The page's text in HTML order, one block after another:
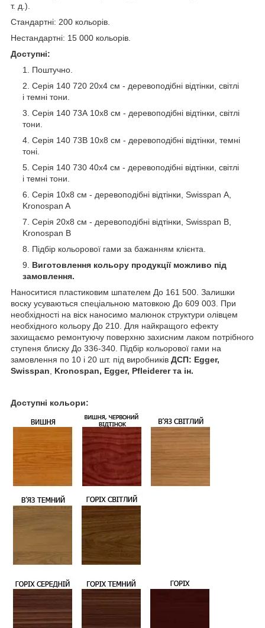
т. д.).
Стандартні: 200 кольорів.
Нестандартні: 15 000 кольорів.
Доступні:
Поштучно.
Серія 140 720 20х4 см - деревоподібні відтінки, світлі
і темні тони.
Серія 140 73А 10х8 см - деревоподібні відтінки, світлі
тони.
Серія 140 73В 10х8 см - деревоподібні відтінки, темні
тоні.
Серія 140 730 40х4 см - деревоподібні відтінки, світлі
і темні тони.
Серія 10х8 см - деревоподібні відтінки, Swisspan А,
Kronospan A
Серія 20х8 см - деревоподібні відтінки, Swisspan В,
Kronospan B
Підбір кольорової гами за бажанням клієнта.
Виготовлення кольору продукції можливо під
замовлення.
Наноситися пластиковим шпателем До 161 500. Залишки
воску усуваються спеціальною матовкою До 609 003. При
необхідності на віск наносимо малюнок структури олівцем
необхідного кольору До 210. Для найкращого ефекту
захищаємо ремонтуючу поверхню захисним лаком потрібного
ступеня блиску До 336-340. Підбір кольорової гами на
замовлення по 10 і 20 шт. під виробників ДСП: Egger,
Swisspan
Kronospan, Egger, Pfleiderer та ін.
Доступні кольори: